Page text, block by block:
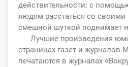
действительности: с
людям расстаться со своими
смешной шуткой поднимает
Лучшие произведения
страницах газет и журналов
печатаются в журналах